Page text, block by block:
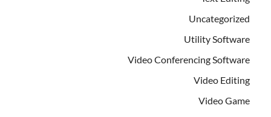
Uncategorized
Utility Software
Video Conferencing Software
Video Editing
Video Game